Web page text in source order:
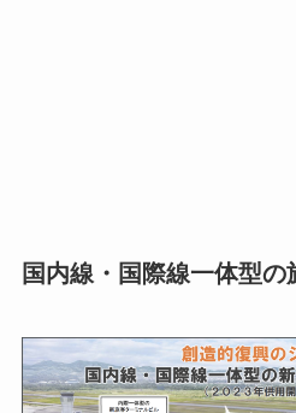
国内線・国際線一体型